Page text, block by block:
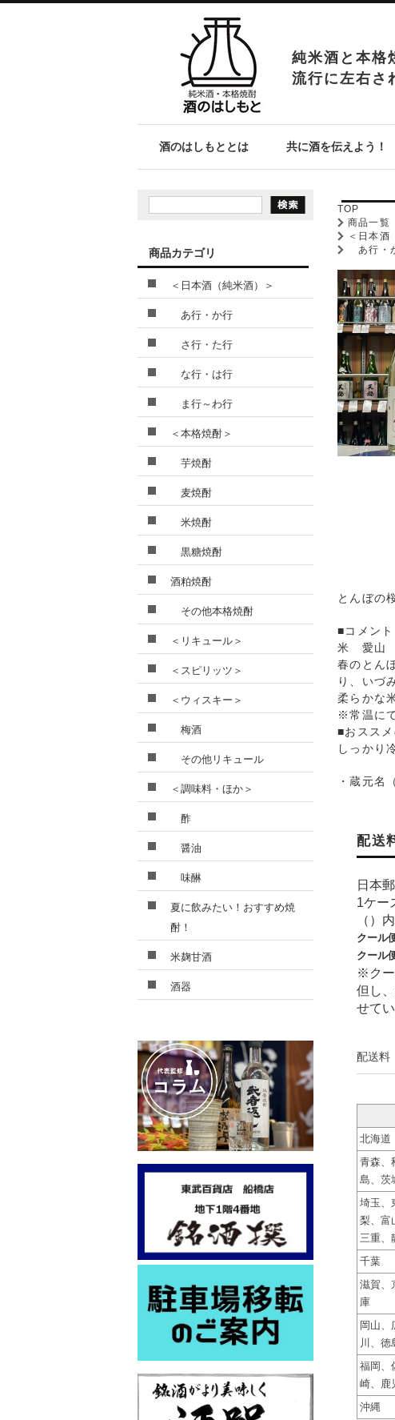
純米酒と本格
流行に左右さ
酒のはしもととは 共に酒を伝えよう！
TOP
商品一覧
＜日本酒
あ行・
とんぼの
■コメント
米 愛山
春のとん
り、いづ
柔らかな
※常温に
■おスス
しっかり
・蔵元名
配送
日本
1ケー
（）
クール
クール
※クー
但し
せて
配送料
北海道
青森、
島、茨
埼玉、
梨、富
三重、
千葉
滋賀、
庫
岡山、
川、徳
福岡、
崎、鹿
沖縄
商品カテゴリ
＜日本酒（純米酒）＞
あ行・か行
さ行・た行
な行・は行
ま行～わ行
＜本格焼酎＞
芋焼酎
麦焼酎
米焼酎
黒糖焼酎
酒粕焼酎
その他本格焼酎
＜リキュール＞
＜スピリッツ＞
＜ウィスキー＞
梅酒
その他リキュール
＜調味料・ほか＞
酢
醤油
味醂
夏に飲みたい！おすすめ焼
酎！
米麹甘酒
酒器